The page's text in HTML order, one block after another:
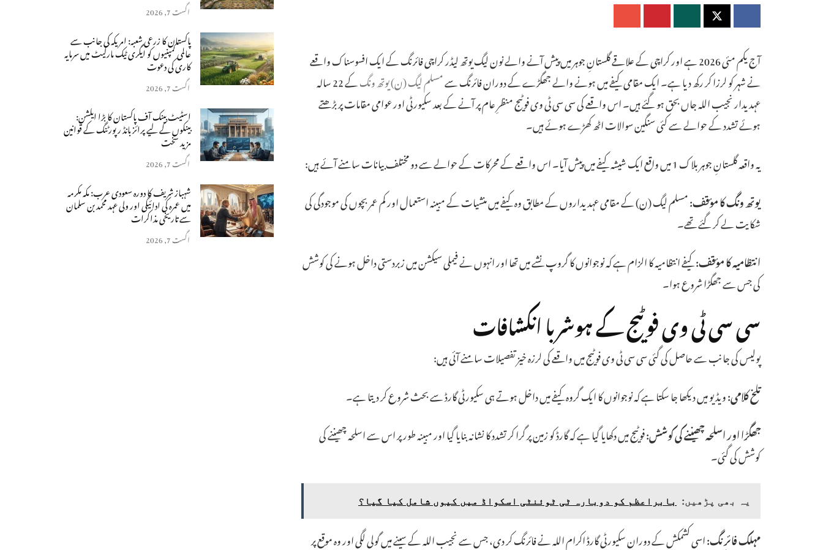
آج یکم مئی 2026 ہے اور کراچی کے علاقے گلستانِ جوہر میں پیش آنے والے نون لیگ یوتھ لیڈر کراچی فائرنگ کے ایک افسوسناک واقعے
نے شہر کو لرزا کر رکھ دیا ہے۔ ایک مقامی کیفے میں ہونے والے جھگڑے کے دوران فائرنگ سےمسلم لیگ (ن) یوتھ ونگ
کے 22 سالہ
عہدیدار نجیب اللہ جاں بحق ہو گئے ہیں۔ اس واقعے کی سی سی ٹی وی فوٹیج منظرِ عام پر آنے کے بعد سکیورٹی اور عوامی مقامات پر بڑھتے
ہوئے تشدد کے حوالے سے کئی سنگین سوالات اٹھ کھڑے ہوئے ہیں۔
یہ واقعہ گلستانِ جوہر بلاک 1 میں واقع ایک شیشہ کیفے میں پیش آیا۔ اس واقعے کے محرکات کے حوالے سے دو مختلف بیانات سامنے آئے ہیں:
یوتھ ونگ کا مؤقف:مسلم لیگ (ن) کے مقامی عہدیداروں کے مطابق وہ کیفے میں منشیات کے مبینہ استعمال اور کم عمر بچوں کی موجودگی کی
شکایت لے کر گئے تھے۔
انتظامیہ کا مؤقف:کیفے انتظامیہ کا الزام ہے کہ نوجوانوں کا گروپ نشے میں تھا اور انہوں نے فیملی سیکشن میں زبردستی داخل ہونے کی کوشش
کی جس سے جھگڑا شروع ہوا۔
سی سی ٹی وی فوٹیج کے ہوشربا انکشافات
پولیس کی جانب سے حاصل کی گئی سی سی ٹی وی فوٹیج میں واقعے کی لرزہ خیز تفصیلات سامنے آئی ہیں:
تلخ کلامی:ویڈیو میں دیکھا جا سکتا ہے کہ نوجوانوں کا ایک گروہ کیفے میں داخل ہوتے ہی سکیورٹی گارڈ سے بحث شروع کر دیتا ہے۔
جھگڑا اور اسلحہ چھیننے کی کوشش:فوٹیج میں دکھایا گیا ہے کہ گارڈ کو زمین پر گرا کر تشدد کا نشانہ بنایا گیا اور مبینہ طور پر اس سے اسلحہ چھیننے کی
کوشش کی گئی۔
یہ بھی پڑھیں: بابراعظم کو دوبارہ ٹی ٹوئنٹی اسکواڈ میں کیوں شامل کیا گیا؟
مہلک فائرنگ:اسی کشمکش کے دوران سکیورٹی گارڈ اکرام اللہ نے فائرنگ کر دی، جس سے نجیب اللہ کے سینے میں گولی لگی اور وہ موقع پر
اگست 7, 2026
پاکستان کا زرعی شعبہ: امریکہ کی جانب سے
عالمی کمپنیوں کو ایگری ٹیک مارکیٹ میں سرمایہ
کاری کی دعوت
اگست 7, 2026
اسٹیٹ بینک آف پاکستان کا بڑا ایکشن:
بینکوں کے لیے پرائز بانڈ رپورٹنگ کے قوانین
مزید سخت
اگست 7, 2026
شہباز شریف کا دورہ سعودی عرب: مکہ مکرمہ
میں عمرہ کی ادائیگی اور ولی عہد محمد بن سلمان
سے تاریخی مذاکرات
اگست 7, 2026